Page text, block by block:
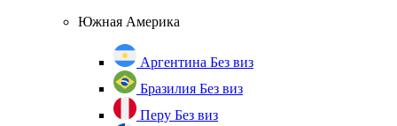
Южная Америка
Аргентина Без виз
Бразилия Без виз
Перу Без виз